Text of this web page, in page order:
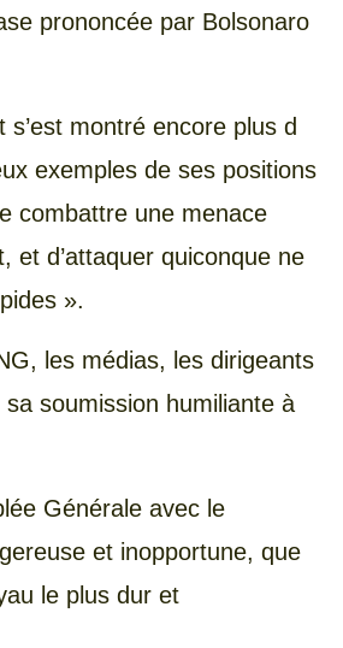
prononcée par Bolsonaro
montré encore plus d
exemples de ses positions
combattre une menace
et d’attaquer quiconque ne
».
les médias, les dirigeants
soumission humiliante à
Générale avec le
et inopportune, que
le plus dur et